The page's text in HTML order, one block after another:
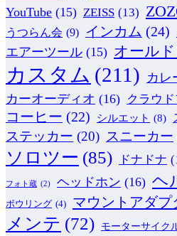
YouTube (15) ZEISS (13)
うつらん会 (9) インカム (24)
エアーツール (15) オール
カスタム (211) カレ
カーオーディオ (16) クラウ
コーヒー (22) シルエット (8)
ステッカー (20) スニーカー
ソロツー (85) ドナドナ
フォト蔵 (2) ヘッドホン (16) ヘ
ボウリング (4) マウントアダプ
メンテ (72) モーターサイク